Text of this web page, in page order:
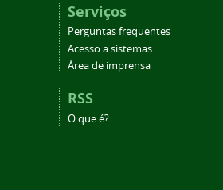
Serviços
Perguntas frequentes
Acesso a sistemas
Área de imprensa
RSS
O que é?